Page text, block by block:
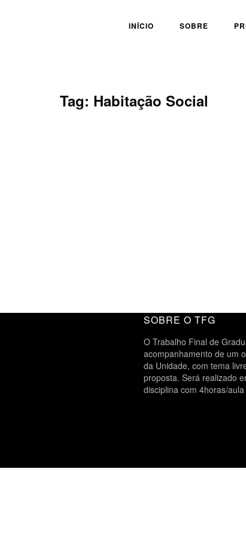
INÍCIO SOBRE
Tag: Habitação Social
SOBRE O TFG
O Trabalho Final de
acompanhamento de um
da Unidade, com tema
proposta. Será realizado
disciplina com 4horas/